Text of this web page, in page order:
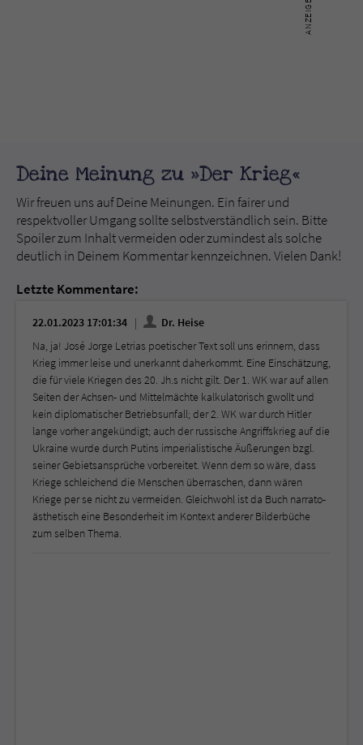
Deine Meinung zu »Der Krieg«
Wir freuen uns auf Deine Meinungen. Ein fairer und
respektvoller Umgang sollte selbstverständlich sein. Bitte
Spoiler zum Inhalt vermeiden oder zumindest als solche
deutlich in Deinem Kommentar kennzeichnen. Vielen Dank!
Letzte Kommentare:
22.01.2023 17:01:34
Dr. Heise
Na, ja! José Jorge Letrias poetischer Text soll uns erinnern, dass
Krieg immer leise und unerkannt daherkommt. Eine Einschätzung,
die für viele Kriegen des 20. Jh.s nicht gilt. Der 1. WK war auf allen
Seiten der Achsen- und Mittelmächte kalkulatorisch gwollt und
kein diplomatischer Betriebsunfall; der 2. WK war durch Hitler
lange vorher angekündigt; auch der russische Angriffskrieg auf die
Ukraine wurde durch Putins imperialistische Äußerungen bzgl.
seiner Gebietsansprüche vorbereitet. Wenn dem so wäre, dass
Kriege schleichend die Menschen überraschen, dann wären
Kriege per se nicht zu vermeiden. Gleichwohl ist da Buch narrato-
ästhetisch eine Besonderheit im Kontext anderer Bilderbüche
zum selben Thema.